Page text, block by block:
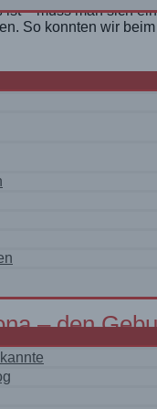
– muss man sich
So konnten wir
und eine
ausgesucht, die in
– den
große Party wegen